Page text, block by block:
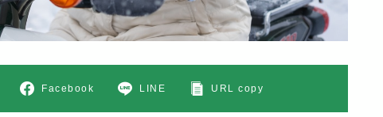
Facebook LINE URL copy